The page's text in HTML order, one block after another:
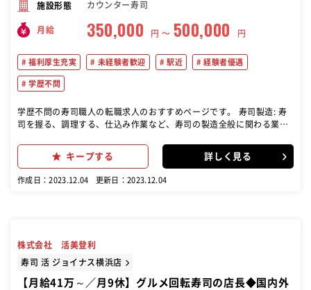
施設形態 カウンター寿司
月給 350,000 円 〜 500,000 円
福利厚生充実 未経験者歓迎 駅近 経験者優遇
学歴不問
学歴不問の寿司職人の転職求人のおすすめページです。 寿司製造: 寿
司を握る、調理する、仕込み作業など、寿司の製造全般に関わる業務
づくりに必要な準備を行います。 カウンター接客: お客様に対して対
応し、注文を受けるなど、カウンターでの接客を行います。 メニュー
キープする 詳しく見る
作成日：2023.12.04 更新日：2023.12.04
株式会社 活美登利
寿司 活 ジョイナス横浜店
【月給41万～／月9休】グルメ回転寿司の店長◆国内外